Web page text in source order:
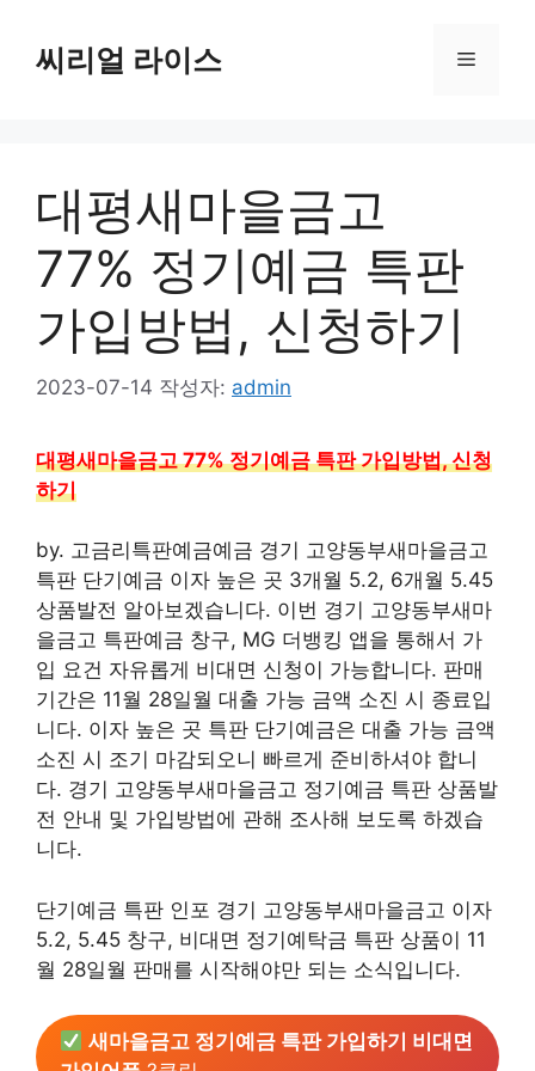
씨리얼 라이스 메
대평새마을금고
77% 정기예금 특판
가입방법, 신청하기
2023-07-14 작성자: admin
대평새마을금고 77% 정기예금 특판 가입방법, 신청
하기
by. 고금리특판예금예금 경기 고양동부새마을금고
특판 단기예금 이자 높은 곳 3개월 5.2, 6개월 5.45
상품발전 알아보겠습니다. 이번 경기 고양동부새마
을금고 특판예금 창구, MG 더뱅킹 앱을 통해서 가
입 요건 자유롭게 비대면 신청이 가능합니다. 판매
기간은 11월 28일월 대출 가능 금액 소진 시 종료입
니다. 이자 높은 곳 특판 단기예금은 대출 가능 금액
소진 시 조기 마감되오니 빠르게 준비하셔야 합니
다. 경기 고양동부새마을금고 정기예금 특판 상품발
전 안내 및 가입방법에 관해 조사해 보도록 하겠습
니다.
단기예금 특판 인포 경기 고양동부새마을금고 이자
5.2, 5.45 창구, 비대면 정기예탁금 특판 상품이 11
월 28일월 판매를 시작해야만 되는 소식입니다.
새마을금고 정기예금 특판 가입하기 비대면